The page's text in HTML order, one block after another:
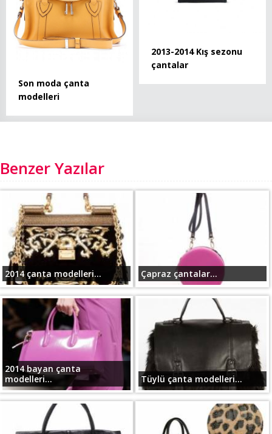
Son moda çanta
modelleri
2013-2014 Kış sezonu
çantalar
Benzer Yazılar
2014 çanta modelleri... Çapraz çantalar...
2014 bayan çanta
modelleri...
Tüylü çanta modelleri...